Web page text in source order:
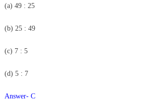
(a) 49 : 25
(b) 25 : 49
(c) 7 : 5
(d) 5 : 7
Answer- C